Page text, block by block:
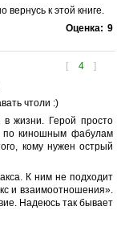
к этой книге.
Оценка: 9
[ 4 ]
чтоли :)
в жизни. Герой просто
по киношным фабулам
кому нужен острый
К ним не подходит
и взаимоотношения».
Надеюсь так бывает